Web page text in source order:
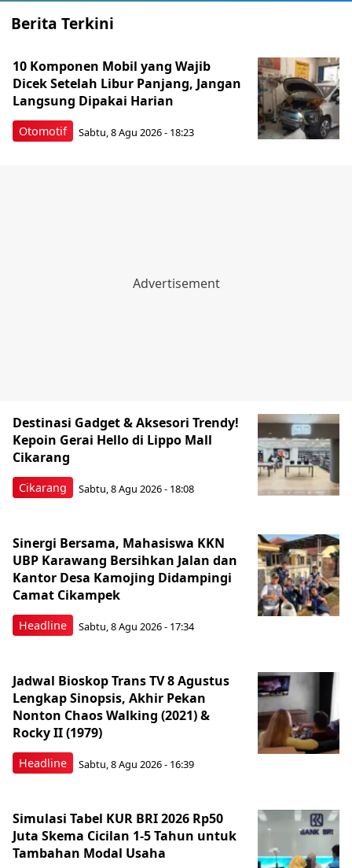
Berita Terkini
Otomotif
10 Komponen Mobil yang Wajib
Dicek Setelah Libur Panjang, Jangan
Langsung Dipakai Harian
Sabtu, 8 Agu 2026 - 18:23
Cikarang
Destinasi Gadget & Aksesori Trendy!
Kepoin Gerai Hello di Lippo Mall
Cikarang
Sabtu, 8 Agu 2026 - 18:08
Headline
Sinergi Bersama, Mahasiswa KKN
UBP Karawang Bersihkan Jalan dan
Kantor Desa Kamojing Didampingi
Camat Cikampek
Sabtu, 8 Agu 2026 - 17:34
Headline
Jadwal Bioskop Trans TV 8 Agustus
Lengkap Sinopsis, Akhir Pekan
Nonton Chaos Walking (2021) &
Rocky II (1979)
Sabtu, 8 Agu 2026 - 16:39
Simulasi Tabel KUR BRI 2026 Rp50
Juta Skema Cicilan 1-5 Tahun untuk
Tambahan Modal Usaha